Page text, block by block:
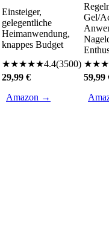
Einsteiger,
gelegentliche
Heimanwendung,
knappes Budget
Gel/
★★★★★4.4(3500) ★★★
29,99 €
59,99
Amazon →